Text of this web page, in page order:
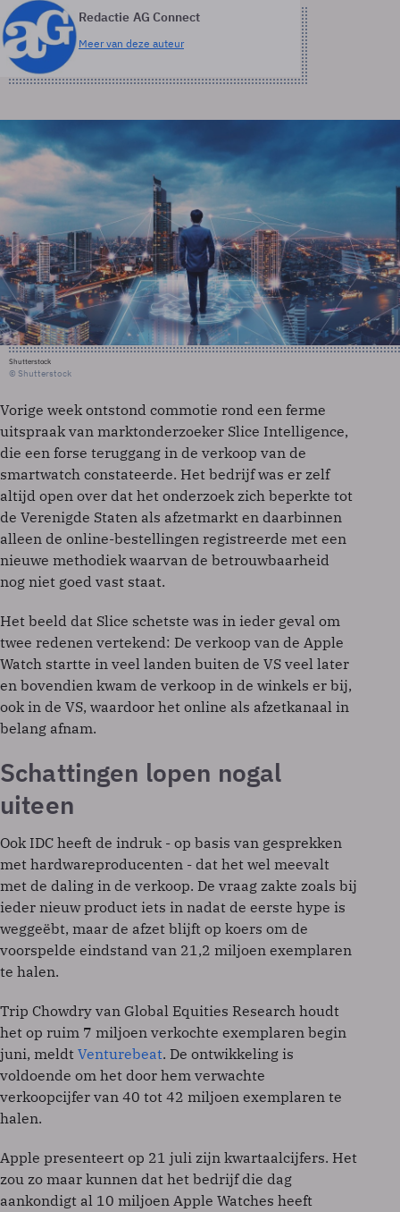
Redactie AG Connect
Meer van deze auteur
Shutterstock
© Shutterstock
Vorige week ontstond commotie rond een ferme
uitspraak van marktonderzoeker Slice Intelligence,
die een forse teruggang in de verkoop van de
smartwatch constateerde. Het bedrijf was er zelf
altijd open over dat het onderzoek zich beperkte tot
de Verenigde Staten als afzetmarkt en daarbinnen
alleen de online-bestellingen registreerde met een
nieuwe methodiek waarvan de betrouwbaarheid
nog niet goed vast staat.
Het beeld dat Slice schetste was in ieder geval om
twee redenen vertekend: De verkoop van de Apple
Watch startte in veel landen buiten de VS veel later
en bovendien kwam de verkoop in de winkels er bij,
ook in de VS, waardoor het online als afzetkanaal in
belang afnam.
Schattingen lopen nogal
uiteen
Ook IDC heeft de indruk - op basis van gesprekken
met hardwareproducenten - dat het wel meevalt
met de daling in de verkoop. De vraag zakte zoals bij
ieder nieuw product iets in nadat de eerste hype is
weggeëbt, maar de afzet blijft op koers om de
voorspelde eindstand van 21,2 miljoen exemplaren
te halen.
Trip Chowdry van Global Equities Research houdt
het op ruim 7 miljoen verkochte exemplaren begin
juni, meldt Venturebeat. De ontwikkeling is
voldoende om het door hem verwachte
verkoopcijfer van 40 tot 42 miljoen exemplaren te
halen.
Apple presenteert op 21 juli zijn kwartaalcijfers. Het
zou zo maar kunnen dat het bedrijf die dag
aankondigt al 10 miljoen Apple Watches heeft